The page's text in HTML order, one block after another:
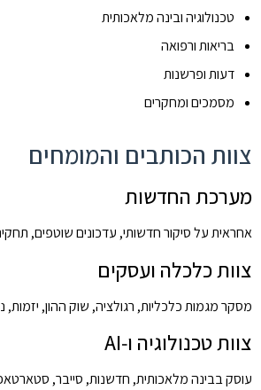
טכנולוגיה ובינה מלאכותית
בריאות ורפואה
דעות ופרשנות
מסמכים ומחקרים
צוות הכותבים והמומחים
מערכת החדשות
אחראית על סיקור חדשותי, עדכונים שוטפים,
צוות כלכלה ועסקים
מסקר מגמות כלכליות, רגולציה, שוק ההון, יזמות,
צוות טכנולוגיה ו‑AI
עוסק בבינה מלאכותית, חדשנות, סייבר,